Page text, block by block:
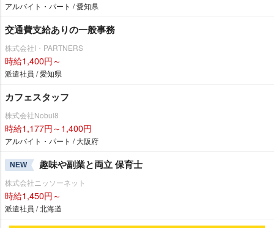
アルバイト・パート / 愛知県
交通費支給ありの一般事務
株式会社I・PARTNERS
時給1,400円～
派遣社員 / 愛知県
カフェスタッフ
株式会社Nobul8
時給1,177円～1,400円
アルバイト・パート / 大阪府
NEW 趣味や副業と両立 保育士
株式会社ニッソーネット
時給1,450円～
派遣社員 / 北海道